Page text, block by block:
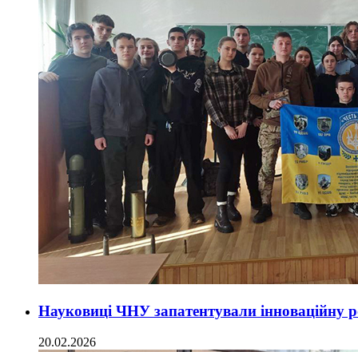
Науковиці ЧНУ запатентували інноваційну
20.02.2026